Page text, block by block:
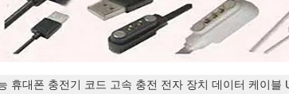
휴대폰 충전기 코드 고속 충전 전자 장치 데이터 케이블